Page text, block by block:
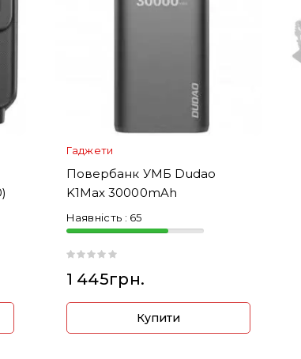
Гаджети
Повербанк УМБ Dudao
K1Max 30000mAh
Наявність : 65
1 445грн.
Купити